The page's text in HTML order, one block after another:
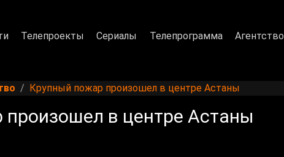
Телепроекты Сериалы Телепрограмма Агентство
Крупный пожар произошел в центре Астаны
в центре Астаны